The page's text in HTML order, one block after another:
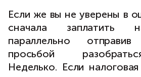
Если же вы не уверены в
сначала заплатить
параллельно
просьбой
Неделько. Если